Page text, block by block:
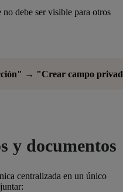
debe ser visible para otros
→ "Crear campo
y documentos
centralizada en un único